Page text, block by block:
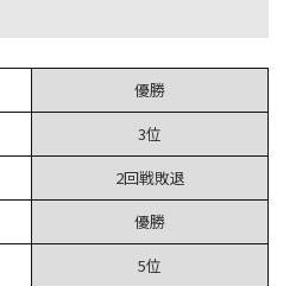
優勝
3位
2回戦敗退
優勝
5位